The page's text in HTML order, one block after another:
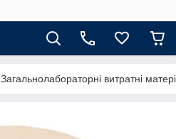
Загальнолабораторні витратні